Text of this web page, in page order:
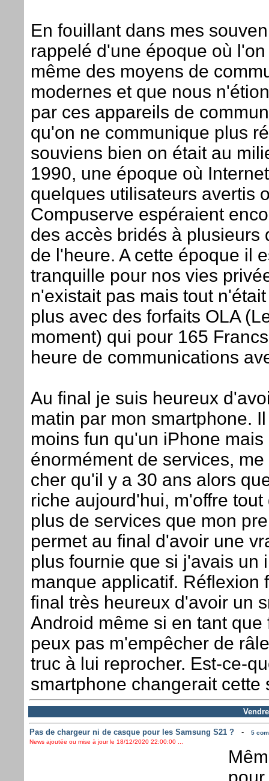
En fouillant dans mes
rappelé d'une époque où
même des moyens de
modernes et que nous
par ces appareils de
qu'on ne communique plus
souviens bien on était au
1990, une époque où
quelques utilisateurs avertis
Compuserve espéraient
des accès bridés à plusieurs
de l'heure. A cette époque il
tranquille pour nos vies
n'existait pas mais tout
plus avec des forfaits OLA
moment) qui pour 165
heure de communications
Au final je suis heureux
matin par mon smartphone.
moins fun qu'un iPhone mais
énormément de services,
cher qu'il y a 30 ans alors
riche aujourd'hui, m'offre
plus de services que mon
permet au final d'avoir une
plus fournie que si j'avais un
manque applicatif. Réflexion
final très heureux d'avoir un
Android même si en tant que
peux pas m'empêcher de
truc à lui reprocher. Est-ce-
smartphone changerait cette
Pas de chargeur ni de casque pour les Samsung S21 ?-
5
News ajoutée ou mise à jour le 18/12/2020 22:00:00 ...